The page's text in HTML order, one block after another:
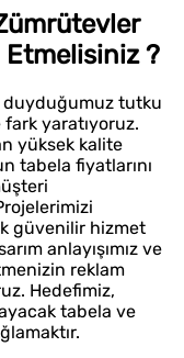
Etmelisiniz ?
duyduğumuz tutku
yaratıyoruz.
yüksek kalite
tabela fiyatlarını
güvenilir hizmet
anlayışımız ve
reklam
Hedefimiz,
tabela ve